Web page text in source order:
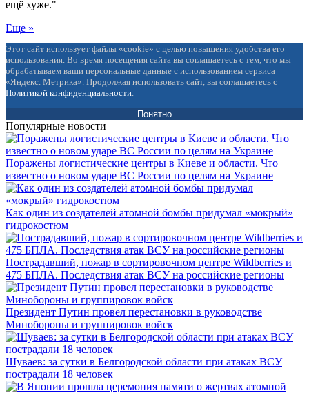
ещё хуже."
Еще »
Этот сайт использует файлы «cookie» с целью повышения удобства его
использования. Во время посещения сайта вы соглашаетесь с тем, что мы
обрабатываем ваши персональные данные с использованием сервиса
«Яндекс. Метрика». Продолжая использовать сайт, вы соглашаетесь с
Политикой конфиденциальности
Понятно
Популярные новости
Поражены логистические центры в Киеве и области. Что
известно о новом ударе ВС России по целям на Украине
Как один из создателей атомной бомбы придумал «мокрый»
гидрокостюм
Пострадавший, пожар в сортировочном центре Wildberries и
475 БПЛА. Последствия атак ВСУ на российские регионы
Президент Путин провел перестановки в руководстве
Минобороны и группировок войск
Шуваев: за сутки в Белгородской области при атаках ВСУ
пострадали 18 человек